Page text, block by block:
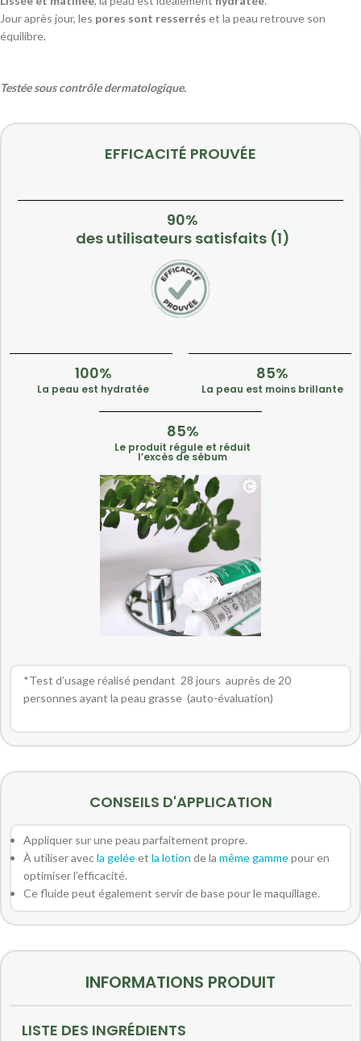
Jour après jour, les pores sont resserrés et la peau retrouve son
équilibre.
Testée sous contrôle dermatologique.
EFFICACITÉ PROUVÉE
90%
des utilisateurs satisfaits (1)
100%
La peau est hydratée
85%
La peau est moins brillante
85%
Le produit régule et réduit
l’excès de sébum
*Test d’usage réalisé pendant 28 jours auprès de 20
personnes ayant la peau grasse (auto-évaluation)
CONSEILS D'APPLICATION
Appliquer sur une peau parfaitement propre.
À utiliser avecla geléeet la lotion de la même gammepour en
optimiser l’efficacité.
Ce fluide peut également servir de base pour le maquillage.
INFORMATIONS PRODUIT
LISTE DES INGRÉDIENTS